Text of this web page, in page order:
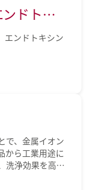
ドトキ
エンドトキシン
で、金属イオン
から工業用途に
洗浄効果を高め